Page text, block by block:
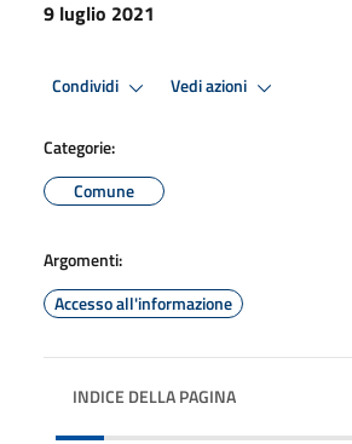
9 luglio 2021
Condividi Vedi azioni
Categorie:
Comune
Argomenti:
Accesso all'informazione
INDICE DELLA PAGINA